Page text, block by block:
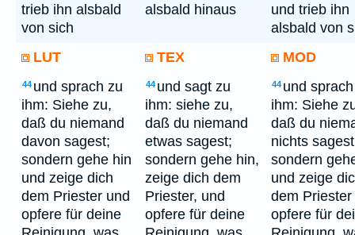
trieb ihn alsbald
von sich
alsbald hinaus
und trieb ihn
alsbald von
LUT
TEX MOD
44 und sprach zu
ihm: Siehe zu,
daß du niemand
davon sagest;
sondern gehe hin
und zeige dich
dem Priester und
opfere für deine
44 und sagt zu
ihm: siehe zu,
daß du niemand
etwas sagest;
sondern gehe hin,
zeige dich dem
Priester, und
opfere für deine
44 und
ihm: Siehe
daß du
nichts
sondern
und zeige
dem Priester
opfere für